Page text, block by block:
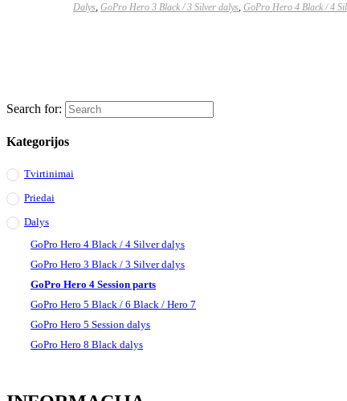
Dalys, GoPro Hero 3 Black / 3 Silver dalys, GoPro Hero 4 Black / 4
Search for:
Kategorijos
Tvirtinimai
Priedai
Dalys
GoPro Hero 4 Black / 4 Silver dalys
GoPro Hero 3 Black / 3 Silver dalys
GoPro Hero 4 Session parts
GoPro Hero 5 Black / 6 Black / Hero 7
GoPro Hero 5 Session dalys
GoPro Hero 8 Black dalys